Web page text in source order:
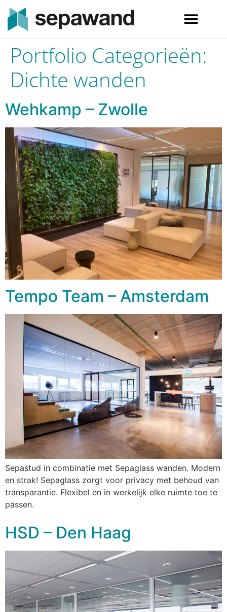
Portfolio Categorieën:
Dichte wanden
Wehkamp – Zwolle
Tempo Team – Amsterdam
Sepastud in combinatie met Sepaglass wanden. Modern
en strak! Sepaglass zorgt voor privacy met behoud van
transparantie. Flexibel en in werkelijk elke ruimte toe te
passen.
HSD – Den Haag